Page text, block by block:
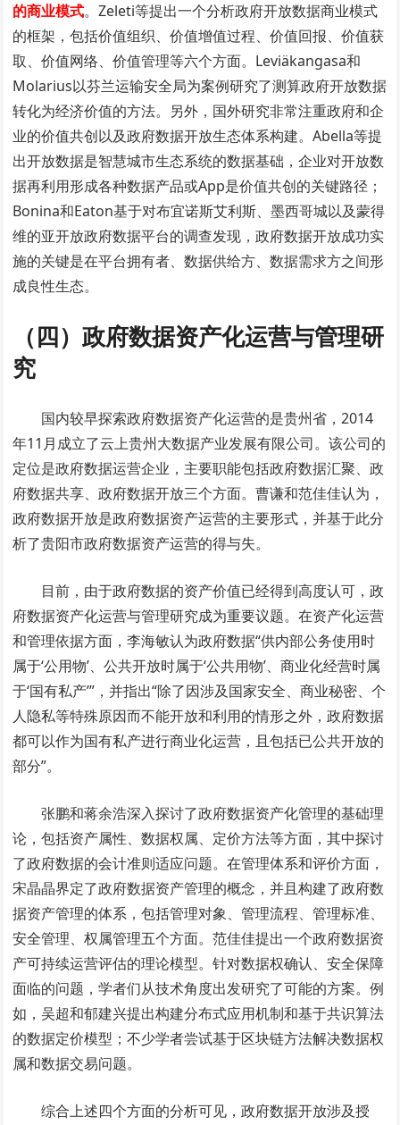
的商业模式。Zeleti等提出一个分析政府开放数据商业模式
的框架，包括价值组织、价值增值过程、价值回报、价值获
取、价值网络、价值管理等六个方面。Leviäkangasa和
Molarius以芬兰运输安全局为案例研究了测算政府开放数据
转化为经济价值的方法。另外，国外研究非常注重政府和企
业的价值共创以及政府数据开放生态体系构建。Abella等提
出开放数据是智慧城市生态系统的数据基础，企业对开放数
据再利用形成各种数据产品或App是价值共创的关键路径；
Bonina和Eaton基于对布宜诺斯艾利斯、墨西哥城以及蒙得
维的亚开放政府数据平台的调查发现，政府数据开放成功实
施的关键是在平台拥有者、数据供给方、数据需求方之间形
成良性生态。
（四）政府数据资产化运营与管理研
究
国内较早探索政府数据资产化运营的是贵州省，2014
年11月成立了云上贵州大数据产业发展有限公司。该公司的
定位是政府数据运营企业，主要职能包括政府数据汇聚、政
府数据共享、政府数据开放三个方面。曹谦和范佳佳认为，
政府数据开放是政府数据资产运营的主要形式，并基于此分
析了贵阳市政府数据资产运营的得与失。
目前，由于政府数据的资产价值已经得到高度认可，政
府数据资产化运营与管理研究成为重要议题。在资产化运营
和管理依据方面，李海敏认为政府数据“供内部公务使用时
属于‘公用物’、公共开放时属于‘公共用物’、商业化经营时属
于‘国有私产’”，并指出“除了因涉及国家安全、商业秘密、个
人隐私等特殊原因而不能开放和利用的情形之外，政府数据
都可以作为国有私产进行商业化运营，且包括已公共开放的
部分”。
张鹏和蒋余浩深入探讨了政府数据资产化管理的基础理
论，包括资产属性、数据权属、定价方法等方面，其中探讨
了政府数据的会计准则适应问题。在管理体系和评价方面，
宋晶晶界定了政府数据资产管理的概念，并且构建了政府数
据资产管理的体系，包括管理对象、管理流程、管理标准、
安全管理、权属管理五个方面。范佳佳提出一个政府数据资
产可持续运营评估的理论模型。针对数据权确认、安全保障
面临的问题，学者们从技术角度出发研究了可能的方案。例
如，吴超和郁建兴提出构建分布式应用机制和基于共识算法
的数据定价模型；不少学者尝试基于区块链方法解决数据权
属和数据交易问题。
综合上述四个方面的分析可见，政府数据开放涉及授